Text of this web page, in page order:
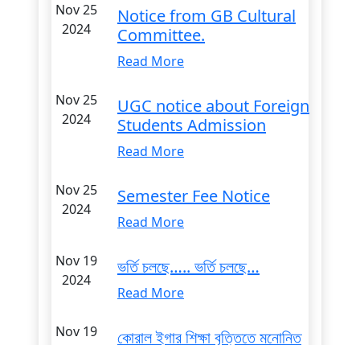
Nov 25
2024
Notice from GB Cultural
Committee.
Read More
Nov 25
2024
UGC notice about Foreign
Students Admission
Read More
Nov 25
2024
Semester Fee Notice
Read More
Nov 19
2024
ভর্তি চলছে….. ভর্তি চলছে…
Read More
Nov 19
কোরাল ইগার শিক্ষা বৃত্তিতে মনোনিত